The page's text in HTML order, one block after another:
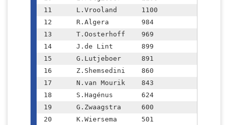
11	L.Vrooland  	1100
12	R.Algera	984
13	T.Oosterhoff  	969
14	J.de Lint	899
15	G.Lutjeboer  	891
16	Z.Shemsedini  	860
17	N.van Mourik	843
18	S.Hagénus	624
19	G.Zwaagstra	600
20	K.Wiersema	501